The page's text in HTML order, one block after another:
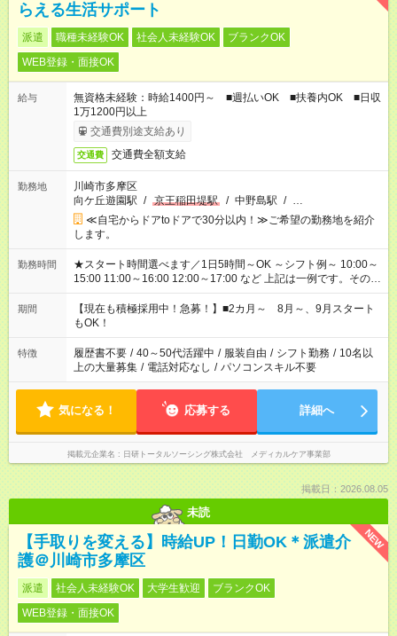
らえる生活サポート
派遣 職種未経験OK 社会人未経験OK
ブランクOK
WEB登録・面接OK
給与
無資格未経験：時給1400円～ ■週払いOK ■扶養内OK ■日収
1万1200円以上
交通費別途支給あり
交通費 交通費全額支給
勤務地
川崎市多摩区
向ケ丘遊園駅 / 京王稲田堤駅 / 中野島駅 / …
≪自宅からドアtoドアで30分以内！≫ご希望の勤務地を紹介
します。
勤務時間
★スタート時間選べます／1日5時間～OK ～シフト例～ 10:00～
15:00 11:00～16:00 12:00～17:00 など 上記は一例です。その他
シフトもご相談ください。 ※Wワークの場合当社と合わせて法
定労働時間が週40時間を超えなければOKです。
期間
【現在も積極採用中！急募！】■2カ月～ 8月～、9月スタート
もOK！
特徴 履歴書不要 / 40～50代活躍中 / 服装自由 / シフト勤務 / 10名以
上の大量募集 / 電話対応なし / パソコンスキル不要
気になる！ 応募する 詳細へ
掲載元企業名 日研トータルソーシング株式会社 メディカルケア事業部
掲載日：2026.08.05
未読
NEW
【手取りを変える】時給UP！日勤OK＊派遣介
護＠川崎市多摩区
派遣 社会人未経験OK 大学生歓迎
ブランクOK
WEB登録・面接OK